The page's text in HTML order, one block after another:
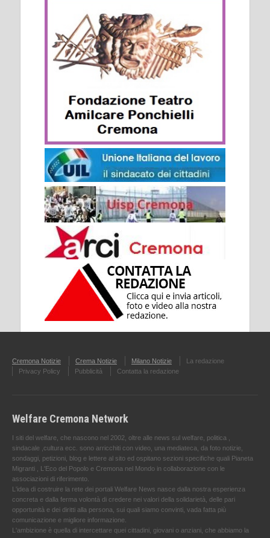
Cremona Notizie Crema Notizie Milano Notizie
La redazione
Privacy Policy
Pubblicità Contatta la redazione
Welfare Cremona Network
I siti del welfare, che nascono nel 2002, oltre alle news sul welfare, politica ,
sindacale ,cultura ecc. sono arricchiti con video, una mediateca, da foto notizie,
sondaggi, petizioni, blog e lettere al sito ed ospitano sezioni specifiche quali Pianeta
Migranti , L'Eco del Popolo e Cremona nel Mondo in collaborazione con le
associazioni di riferimento.
L'idea di costruire la rete dei portali Welfare News nasce dalla nostra esperienza
concreta e dalla ferma volontà di credere nei valori della solidarietà, delle pari
opportunità e dei diritti alla persona, sui quali siamo convinti, vada fatta più
comunicazione e migliore informazione.
L'ambizione è quella di intercettare quei cittadini, giovani o anziani, che abbiamo la